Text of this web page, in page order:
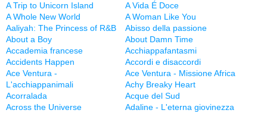
A Trip to Unicorn Island
A Vida É Doce
A Whole New World
A Woman Like You
Aaliyah: The Princess of R&B
Abisso della passione
About a Boy
About Damn Time
Accademia francese
Acchiappafantasmi
Accidents Happen
Accordi e disaccordi
Ace Ventura -
L'acchiappanimali
Ace Ventura - Missione Africa
Achy Breaky Heart
Acorralada
Acque del Sud
Across the Universe
Adaline - L'eterna giovinezza